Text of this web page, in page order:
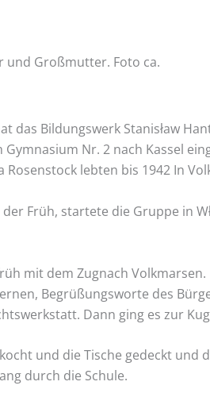
und Großmutter. Foto ca.
das Bildungswerk Stanisław
Nr. 2 nach Kassel
Rosenstock lebten bis 1942 In
Früh, startete die Gruppe in
mit dem Zugnach
Begrüßungsworte des
Dann ging es zur
und die Tische gedeckt
durch die Schule.